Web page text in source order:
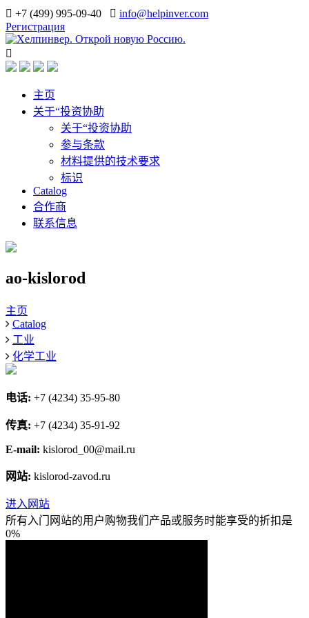
+7 (499) 995-09-40
info@helpinver.com
Регистрация
主页
关于“投资协助
关于“投资协助
参与条款
材料提供的技术要求
标识
Catalog
合作商
联系信息
ao-kislorod
主页
Catalog
工业
化学工业
电话: +7 (4234) 35-95-80
传真: +7 (4234) 35-91-92
E-mail: kislorod_00@mail.ru
网站: kislorod-zavod.ru
进入网站
所有入门网站的用户购物我们产品或服务时能享受的折扣是
0%